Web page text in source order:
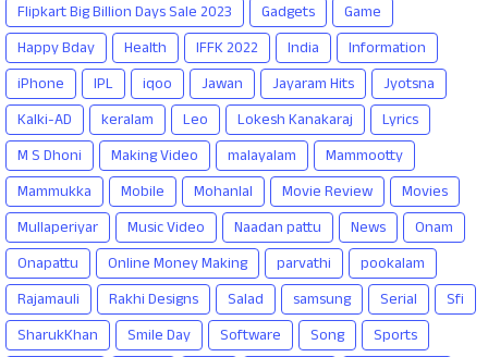
Flipkart Big Billion Days Sale 2023
Gadgets
Game
Happy Bday
Health IFFK 2022 India
Information
iPhone
IPL iqoo Jawan Jayaram Hits
Jyotsna
Kalki-AD
keralam Leo Lokesh Kanakaraj
Lyrics
M S Dhoni
Making Video malayalam
Mammootty
Mammukka
Mobile Mohanlal Movie Review
Movies
Mullaperiyar
Music Video Naadan pattu News
Onam
Onapattu
Online Money Making parvathi
pookalam
Rajamauli
Rakhi Designs Salad samsung Serial
Sfi
SharukKhan
Smile Day Software Song
Sports